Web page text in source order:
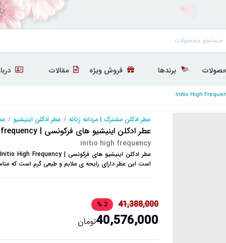
برندها فروش ویژه مقالات
عطر ادکلن مشترک | مردانه زنانه / عطر ادکلن اینیشیو /
عطر ادکلن اینیشیو های فرکونسی | initio high frequency
initio high frequency
است این عطر دارای رایحه ی ملایم و طبعی گرم است که
41,388,000
2 %
40,576,000تومان